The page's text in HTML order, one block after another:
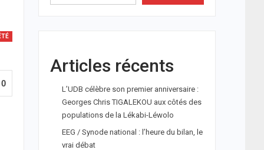
0
Articles récents
L’UDB célèbre son premier anniversaire :
Georges Chris TIGALEKOU aux côtés des
populations de la Lékabi-Léwolo
EEG / Synode national : l’heure du bilan, le
vrai débat